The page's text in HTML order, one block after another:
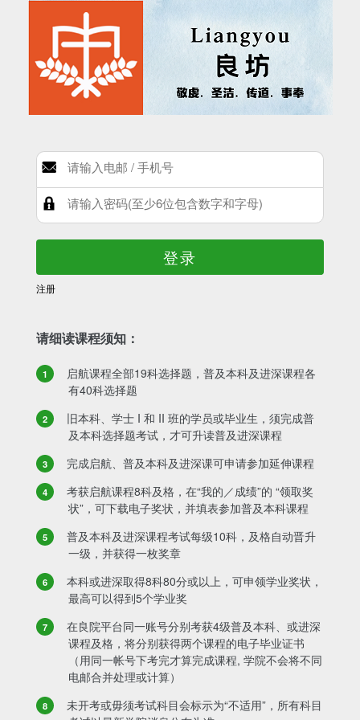
登录
注册
请细读课程须知：
启航课程全部19科选择题，普及本科及进深课程各
有40科选择题
旧本科、学士 I 和 II 班的学员或毕业生，须完成普
及本科选择题考试，才可升读普及进深课程
完成启航、普及本科及进深课可申请参加延伸课程
考获启航课程8科及格，在“我的／成绩”的 “领取奖
状”，可下载电子奖状，并填表参加普及本科课程
普及本科及进深课程考试每级10科，及格自动晋升
一级，并获得一枚奖章
本科或进深取得8科80分或以上，可申领学业奖状，
最高可以得到5个学业奖
在良院平台同一账号分别考获4级普及本科、或进深
课程及格，将分别获得两个课程的电子毕业证书
（用同一帐号下考完才算完成课程, 学院不会将不同
电邮合并处理或计算）
未开考或毋须考试科目会标示为“不适用”，所有科目